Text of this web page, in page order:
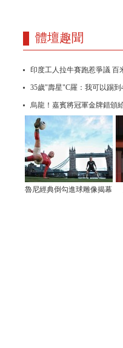
體壇趣聞
印度工人拉牛賽跑惹爭議 百
35歲"壽星"C羅：我可以踢到
烏龍！嘉賓將冠軍金牌錯頒
魯尼經典倒勾進球雕像揭幕